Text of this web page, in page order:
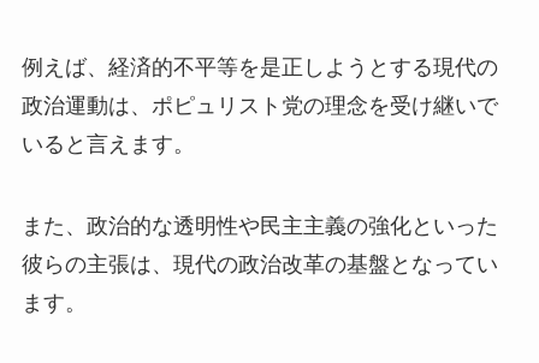
例えば、経済的不平等を是正しようとする現代の
政治運動は、ポピュリスト党の理念を受け継いで
いると言えます。
また、政治的な透明性や民主主義の強化といった
彼らの主張は、現代の政治改革の基盤となってい
ます。